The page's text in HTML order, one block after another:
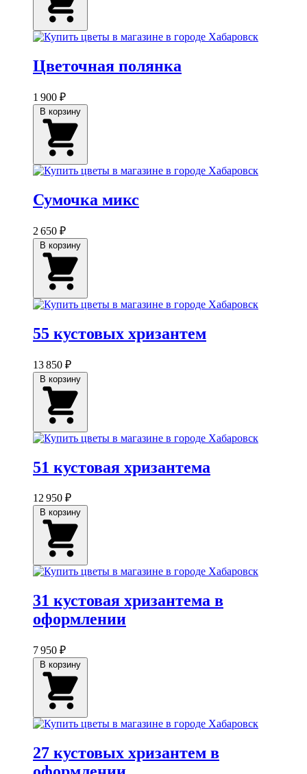
Цветочная полянка
1 900 ₽
Сумочка микс
2 650 ₽
55 кустовых хризантем
13 850 ₽
51 кустовая хризантема
12 950 ₽
31 кустовая хризантема в
оформлении
7 950 ₽
27 кустовых хризантем в